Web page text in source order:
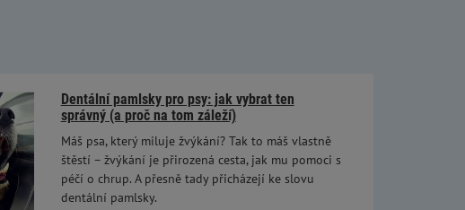
Dentální pamlsky pro psy: jak vybrat ten
správný (a proč na tom záleží)
Máš psa, který miluje žvýkání? Tak to máš vlastně
štěstí – žvýkání je přirozená cesta, jak mu pomoci s
péčí o chrup. A přesně tady přicházejí ke slovu
dentální pamlsky.